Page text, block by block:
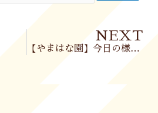
NEXT
【やまはな園】今日の様子🌈